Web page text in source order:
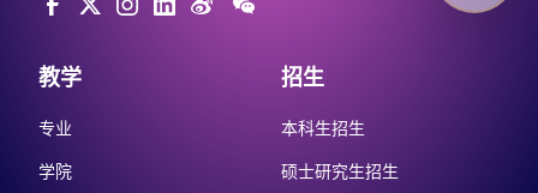
教学
专业
学院
招生
本科生招生
硕士研究生招生